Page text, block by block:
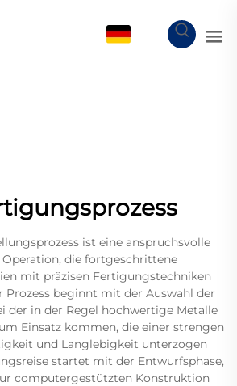
ist eine anspruchsvolle
die fortgeschrittene
mit präzisen Fertigungstechniken
Prozess beginnt mit der Auswahl der
der in der Regel hochwertige Metalle
Einsatz kommen, die einer strengen
und Langlebigkeit unterzogen
startet mit der Entwurfsphase,
computergestützten Konstruktion